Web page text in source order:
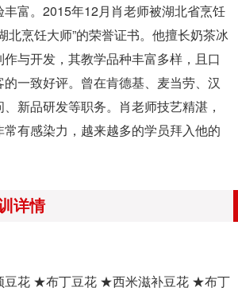
富。2015年12月肖老师被湖北省烹饪
北烹饪大师”的荣誉证书。他擅长奶茶冰
与开发，其教学品种丰富多样，且口
一致好评。曾在肯德基、麦当劳、汉
新品研发等职务。肖老师技艺精湛，
有感染力，越来越多的学员拜入他的
详情
豆花 ★布丁豆花 ★西米滋补豆花 ★布丁